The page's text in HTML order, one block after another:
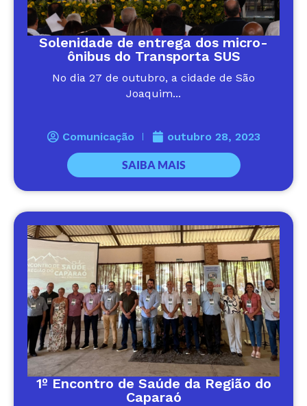
Solenidade de entrega dos micro-
ônibus do Transporta SUS
No dia 27 de outubro, a cidade de São
Joaquim...
Comunicação outubro 28, 2023
SAIBA MAIS
1º Encontro de Saúde da Região do
Caparaó